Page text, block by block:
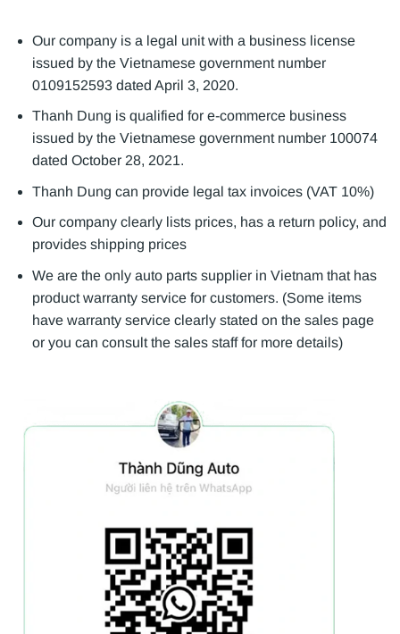
Our company is a legal unit with a business license
issued by the Vietnamese government number
0109152593 dated April 3, 2020.
Thanh Dung is qualified for e-commerce business
issued by the Vietnamese government number 100074
dated October 28, 2021.
Thanh Dung can provide legal tax invoices (VAT 10%)
Our company clearly lists prices, has a return policy, and
provides shipping prices
We are the only auto parts supplier in Vietnam that has
product warranty service for customers. (Some items
have warranty service clearly stated on the sales page
or you can consult the sales staff for more details)